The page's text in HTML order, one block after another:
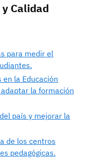
Calidad
para medir el
la Educación
la formación
país y mejorar la
de los centros
pedagógicas.